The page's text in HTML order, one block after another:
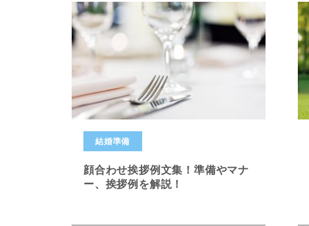
結婚準備
顔合わせ挨拶例文集！準備やマナ
ー、挨拶例を解説！